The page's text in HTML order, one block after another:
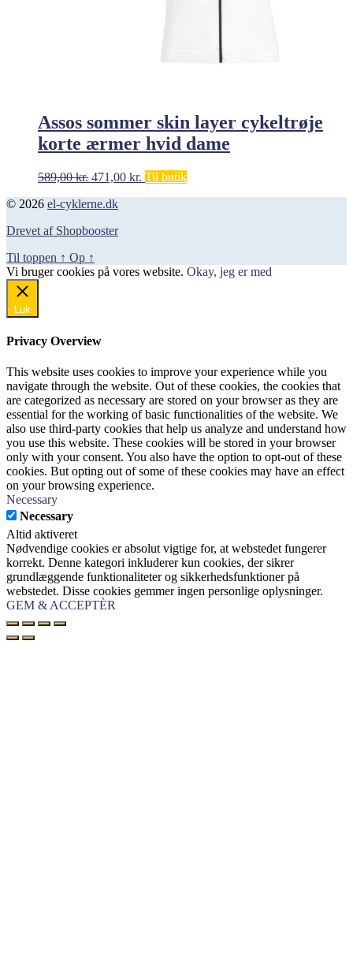
Assos sommer skin layer cykeltrøje
korte ærmer hvid dame
589,00kr. Den
pris
589,00 kr..
471,00 kr. Den
Til butik
© 2026 el-cyklerne.dk
Drevet af Shopbooster
Til toppen ↑ Op ↑
Vi bruger cookies på vores website. Okay, jeg er med
Luk
Privacy Overview
This website uses cookies to improve your experience while you
navigate through the website. Out of these cookies, the cookies that
are categorized as necessary are stored on your browser as they are
essential for the working of basic functionalities of the website. We
also use third-party cookies that help us analyze and understand how
you use this website. These cookies will be stored in your browser
only with your consent. You also have the option to opt-out of these
cookies. But opting out of some of these cookies may have an effect
on your browsing experience.
Necessary
Necessary
Altid aktiveret
Nødvendige cookies er absolut vigtige for, at webstedet fungerer
korrekt. Denne kategori inkluderer kun cookies, der sikrer
grundlæggende funktionaliteter og sikkerhedsfunktioner på
webstedet. Disse cookies gemmer ingen personlige oplysninger.
GEM & ACCEPTÈR